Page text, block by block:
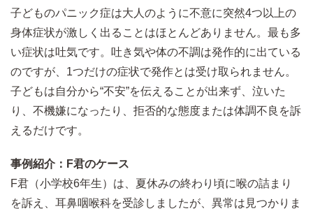
子どものパニック症は大人のように不意に突然4つ以上の
身体症状が激しく出ることはほとんどありません。最も多
い症状は吐気です。吐き気や体の不調は発作的に出ている
のですが、1つだけの症状で発作とは受け取られません。
子どもは自分から“不安”を伝えることが出来ず、泣いた
り、不機嫌になったり、拒否的な態度または体調不良を訴
えるだけです。
事例紹介：F君のケース
F君（小学校6年生）は、夏休みの終わり頃に喉の詰まり
を訴え、耳鼻咽喉科を受診しましたが、異常は見つかりま